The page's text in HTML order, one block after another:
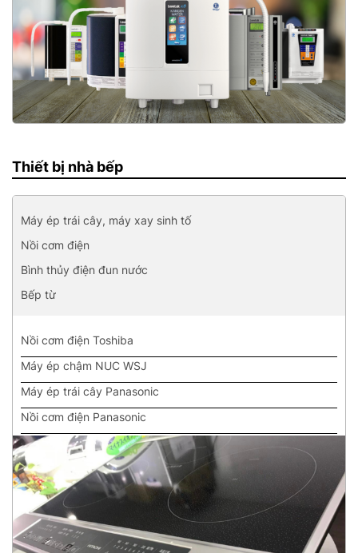
Thiết bị nhà bếp
Máy ép trái cây, máy xay sinh tố
Nồi cơm điện
Bình thủy điện đun nước
Bếp từ
Nồi cơm điện Toshiba
Máy ép chậm NUC WSJ
Máy ép trái cây Panasonic
Nồi cơm điện Panasonic
Bếp từ Panasonic